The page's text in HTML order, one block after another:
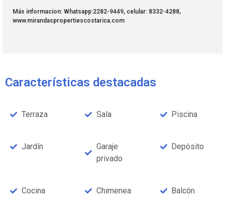
Más informacion: Whatsapp:2282-9449, celular: 8332-4288,
www.mirandaspropertiescostarica.com
Características destacadas
Terraza Sala Piscina
Jardín
Garaje
privado
Depósito
Cocina Chimenea Balcón